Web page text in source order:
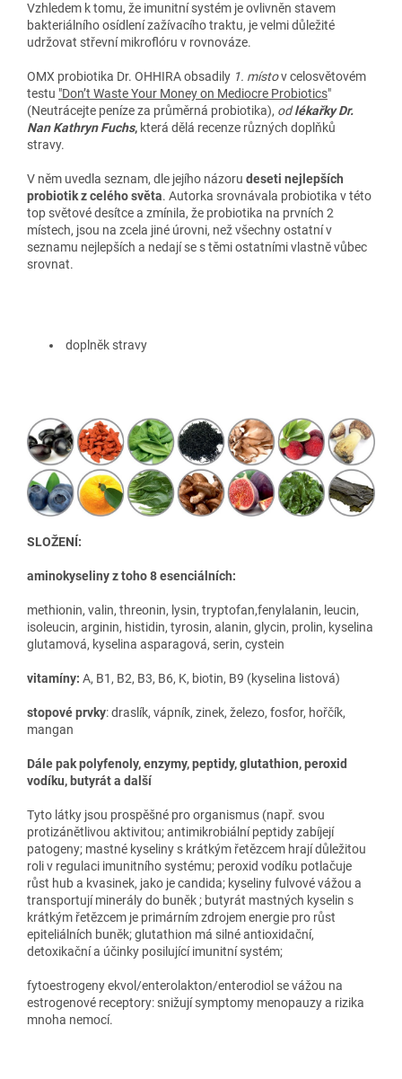
Vzhledem k tomu, že imunitní systém je ovlivněn stavem
bakteriálního osídlení zažívacího traktu, je velmi důležité
udržovat střevní mikroflóru v rovnováze.
OMX probiotika Dr. OHHIRA obsadily 1. místov celosvětovém
testu "Don’t Waste Your Money on Mediocre Probiotics"
(Neutrácejte peníze za průměrná probiotika), od lékařky Dr.
Nan Kathryn Fuchs, která dělá recenze různých doplňků
stravy.
V něm uvedla seznam, dle jejího názoru deseti nejlepších
probiotik z celého světa. Autorka srovnávala probiotika v této
top světové desítce a zmínila, že probiotika na prvních 2
místech, jsou na zcela jiné úrovni, než všechny ostatní v
seznamu nejlepších a nedají se s těmi ostatními vlastně vůbec
srovnat.
doplněk stravy
SLOŽENÍ:
aminokyseliny z toho 8 esenciálních:
methionin, valin, threonin, lysin, tryptofan,fenylalanin, leucin,
isoleucin, arginin, histidin, tyrosin, alanin, glycin, prolin, kyselina
glutamová, kyselina asparagová, serin, cystein
vitamíny: A, B1, B2, B3, B6, K, biotin, B9 (kyselina listová)
stopové prvky: draslík, vápník, zinek, železo, fosfor, hořčík,
mangan
Dále pak polyfenoly, enzymy, peptidy, glutathion, peroxid
vodíku, butyrát a další
Tyto látky jsou prospěšné pro organismus (např. svou
protizánětlivou aktivitou; antimikrobiální peptidy zabíjejí
patogeny; mastné kyseliny s krátkým řetězcem hrají důležitou
roli v regulaci imunitního systému; peroxid vodíku potlačuje
růst hub a kvasinek, jako je candida; kyseliny fulvové vážou a
transportují minerály do buněk ; butyrát mastných kyselin s
krátkým řetězcem je primárním zdrojem energie pro růst
epiteliálních buněk; glutathion má silné antioxidační,
detoxikační a účinky posilující imunitní systém;
fytoestrogeny ekvol/enterolakton/enterodiol se vážou na
estrogenové receptory: snižují symptomy menopauzy a rizika
mnoha nemocí.